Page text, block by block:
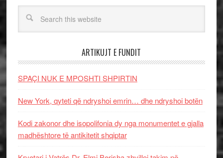
ARTIKUJT E FUNDIT
SPAÇI NUK E MPOSHTI SHPIRTIN
New York, qyteti që ndryshoi emrin… dhe ndryshoi botën
Kodi zakonor dhe isopolifonia dy nga monumentet e gjalla
madhështore të antikitetit shqiptar